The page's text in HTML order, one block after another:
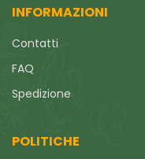
INFORMAZIONI
Contatti
FAQ
Spedizione
POLITICHE